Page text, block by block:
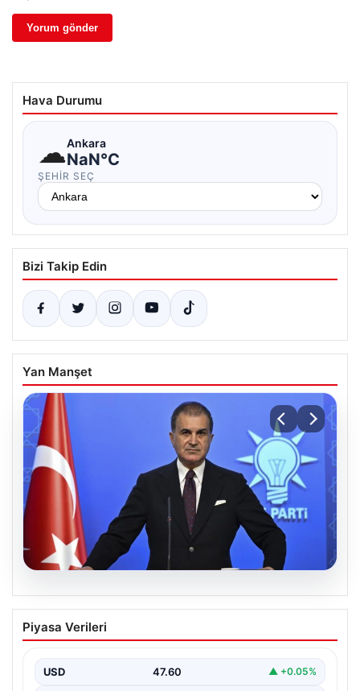
Hava Durumu
☁Ankara
NaN°C
ŞEHIR SEÇ
Bizi Takip Edin
Yan Manşet
Çerçeve yasa teklifi Meclis’te | AK Parti
Sözcüsü Çelik: İki yıllık sürecin en
Piyasa Verileri
USD 47.60 ▲ +0.05%